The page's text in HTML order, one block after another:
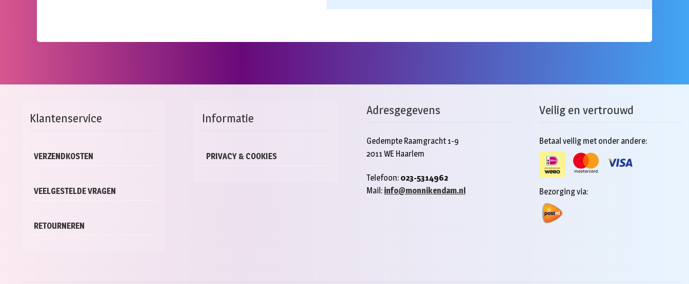
Klantenservice
VERZENDKOSTEN
VEELGESTELDE VRAGEN
RETOURNEREN
Informatie
PRIVACY & COOKIES
Adresgegevens
Gedempte Raamgracht 1-9
2011 WE Haarlem
Telefoon: 023-5314962
Mail: info@monnikendam.nl
Veilig en vertrouwd
Betaal veilig met onder andere:
Bezorging via: